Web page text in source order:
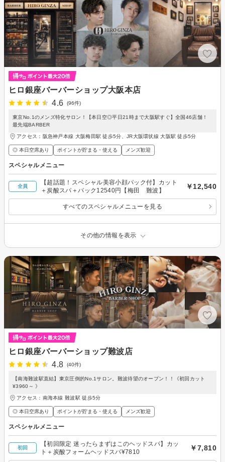
ヒロ銀座バーバーショップ大阪本店
4.6
(96件)
東京No.1のメンズ特化サロン！【本日空◎平日21時まで大阪駅すぐ】全国46店舗！
最先端BARBER
アクセス：阪急神戸本線 大阪梅田駅 徒歩5分、JR大阪環状線 大阪駅 徒歩5分
◎ 本日空席あり ポイントが貯まる・使える メンズ歓迎
スペシャルメニュー
全員
【超話題！スペシャル美容小顔パック付】カット
＋炭酸スパ＋パック12540円【梅田 難波】
￥12,540
すべてのスペシャルメニューを見る
その他の情報を表示
ヒロ銀座バーバーショップ難波店
4.8
(40件)
【南海難波駅直結】東京圧倒的No.1サロン。難波待望のオープン！！《初回カット
¥3960～ 》
アクセス：南海本線 難波駅 徒歩5分
◎ 本日空席あり ポイントが貯まる・使える メンズ歓迎
スペシャルメニュー
初回
【初回限定 迷ったらまずはこのヘッドスパ】カッ
ト＋炭酸フォームヘッドスパ¥7810
￥7,810